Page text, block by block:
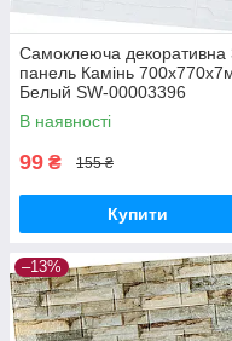
Самоклеюча декоративна
панель Камінь
Белый SW-00003396
В наявності
99 ₴ 155 ₴
Купити
–13%